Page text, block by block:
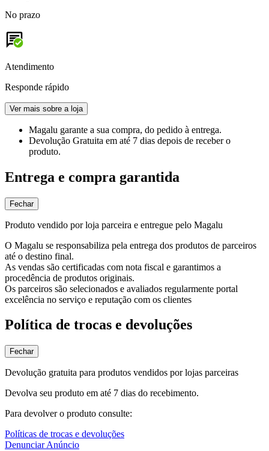
No prazo
Atendimento
Responde rápido
Ver mais sobre a loja
Magalu garante a sua compra, do pedido à entrega.
Devolução Gratuita em até 7 dias depois de receber o
produto.
Entrega e compra garantida
Fechar
Produto vendido por loja parceira e entregue pelo Magalu
O Magalu se responsabiliza pela entrega dos produtos de parceiros
até o destino final.
As vendas são certificadas com nota fiscal e garantimos a
procedência de produtos originais.
Os parceiros são selecionados e avaliados regularmente portal
excelência no serviço e reputação com os clientes
Política de trocas e devoluções
Fechar
Devolução gratuita para produtos vendidos por lojas parceiras
Devolva seu produto em até 7 dias do recebimento.
Para devolver o produto consulte:
Políticas de trocas e devoluções
Denunciar Anúncio